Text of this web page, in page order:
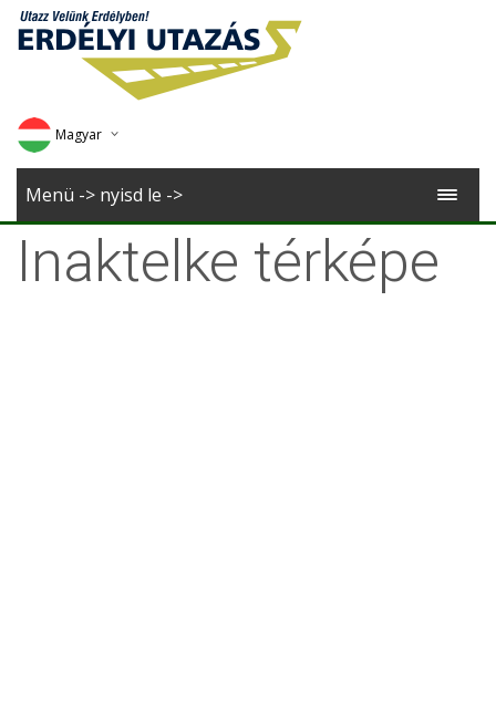
Magyar
Deutsch
English
Romana
Menü -> nyisd le ->
Inaktelke térképe